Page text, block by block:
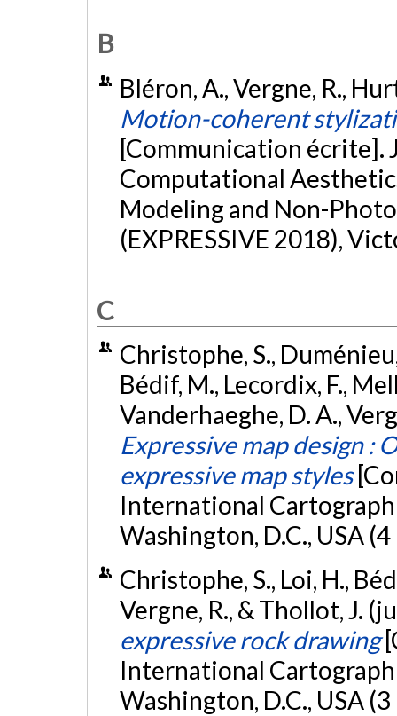
B
Bléron, A., Vergne, R.,
Motion-coherent
[Communication écrite].
Computational
Modeling and Non-
(EXPRESSIVE 2018),
C
Christophe, S., Duménieu,
Bédif, M., Lecordix, F.,
Vanderhaeghe, D. A.,
Expressive map design :
expressive map styles
International
Washington, D.C., USA
Christophe, S., Loi, H.,
Vergne, R., & Thollot, J.
expressive rock drawing
International
Washington, D.C., USA